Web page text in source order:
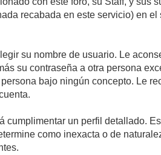
recabada en este servicio) en
su nombre de usuario. Le
su contraseña a otra persona
bajo ningún concepto. Le
cumplimentar un perfil detallado.
como inexacta o de